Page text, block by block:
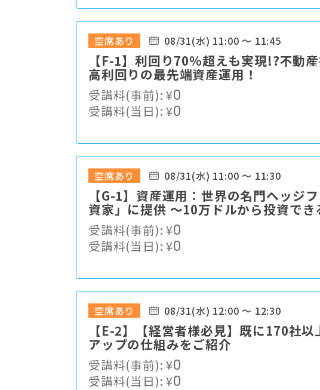
空席あり 08/31(水) 11:00 ～ 11:45
【F-1】利回り70％超えも実現!?不動
高利回りの最先端資産運用！
受講料(事前):¥0
受講料(当日):¥0
空席あり 08/31(水) 11:00 ～ 11:30
【G-1】資産運用：世界の名門ヘッジ
資家」に提供 ～10万ドルから投資で
とは～
受講料(事前):¥0
受講料(当日):¥0
空席あり 08/31(水) 12:00 ～ 12:30
【E-2】【経営者様必見】既に170社
アップの仕組みをご紹介
受講料(事前):¥0
受講料(当日):¥0